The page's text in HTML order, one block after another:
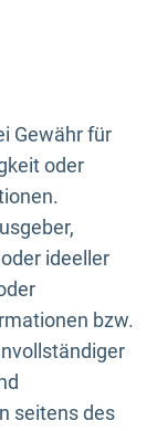
Gewähr für
oder
ideeller
bzw.
seitens des